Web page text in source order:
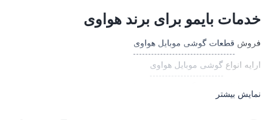
خدمات بایمو برای برند هواوی
فروش قطعات گوشی موبایل هواوی
ارایه انواع گوشی موبایل هواوی
نمایش بیشتر